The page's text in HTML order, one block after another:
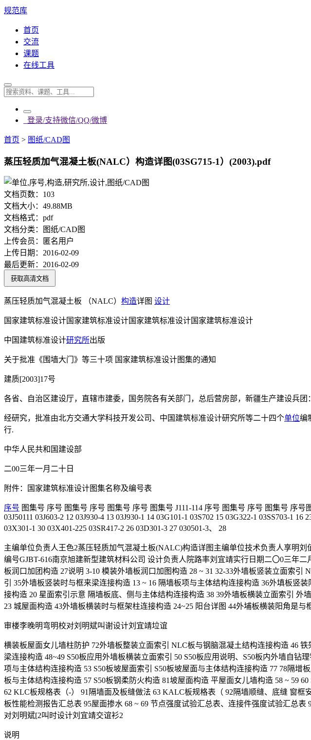
规范库
首页
交流
课题
在线工具
登录/支持微信/QQ/微博
首页 > 图纸/CAD图
蒸压轻质加气混凝土板(NALC）构造详图(03SG715-1）(2003).pdf
文档页数： 103
文档大小： 49.88MB
文档格式： pdf
文档分类：
图纸/CAD图
上传会员：
匿名用户
上传日期： 2016-02-09
最后更新： 2016-02-09
获取高清文档
蒸压轻质加气混凝土板 （NALC） 构造详图 设计
国家建筑标准设计国家建筑标准设计国家建筑标准设计国家建筑标准设计
中国建筑标准设计研究所出版
关于批准《围墙大门》等三十项 国家建筑标准设计图集的通知
建质[2003]17号
各省、自治区建设厅，直辖市建委，国务院各有关部门，总后营房部，新疆生产建设兵团：
经研究，批准由北方交通大学科技开发公司、中国建筑标准设计研究所等二十四个单位编
行.
中华人民共和国建设部
二00三年一月二十日
附件：国家建筑标准设计图集名称及编号表
序号 图集号 序号 图集号 序号 图集号 序号 图集号 J111-114 序号 图集号 序号 图集号 序号
03J50111 03J603-2 12 03J930-4 13 03J930-1 14 03G101-1 03S702 15 03G322-1 03SS703-1
03X301-1 30 03X401-225 03SR417-2 26 03D301-3 27 030501-3、 28
主编单位负责人王色2蒸压轻质加气混凝土板(NALC)构造详图主编单位技术负责人享明
编号GJBT-616南京旭建新型建筑材料公司 设计负责人院路率刘宜靖实行日期二〇0三年
板润口加团构造 27说明 3-10 模装外墙板润口加图构造 28 ~ 31 32-33外墙板竖装立面索
引 35外墙板竖装时与框来梁连接构造 13 ~ 16 隔墙板项与主体结构连接构造 36外填板竖
接构造 20 星面索引示意 隔墙板底、侧与主体结构连接构造 38 39外墙板横装立面索引
23 城屋面构造 43外墙板横装时与框架柱连接构造 24~25 阳台详图 44外埔板横装阳角是与
审楼李晚明弯明校对刘明斌叫谢设计刘宜靖垃谊
横装板屋面女儿墙柱防护 72外墙板整装立面索引 NLC板与钢脑混凝土结构连接构造 46
梁连接构造 48~49 S50板应用外墙板横装立面索引 50 S50板应用说明、S50板内外墙自
项与主体结构连接构造 53 S50板坡屋面索引 S50板坡屋面与主体结构连接构造 77 78隔增
板与主体结构连接构造 57 S50板钢柔防火构造 81坡屋面构造 平屋面女儿墙构造 58 ~ 59
62 KLC板规格表（-） 91隔墙面及板缝做法 63 KALC板规格表（ 92隔墙顺缝、底缝 窗
板性能检测报告汇总表 95屋面掺水 68 ~ 69 节点强度试验汇总表、连接件强度试验汇总
对刘明斌[2叫时设计刘宜靖交谊衫2
说明